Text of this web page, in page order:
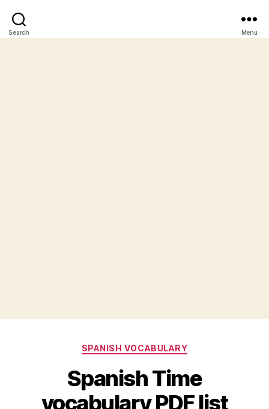
Search Menu
Categories
SPANISH VOCABULARY
Spanish Time
vocabulary PDF list